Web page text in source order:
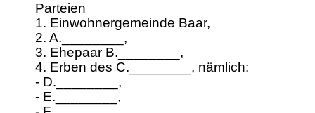
Parteien
1. Einwohnergemeinde Baar,
2. A.________,
3. Ehepaar B.________,
4. Erben des C.________, nämlich:
- D.________,
- E.________,